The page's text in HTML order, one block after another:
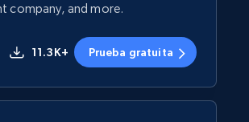
company, and more.
11.3K+ Prueba gratuita